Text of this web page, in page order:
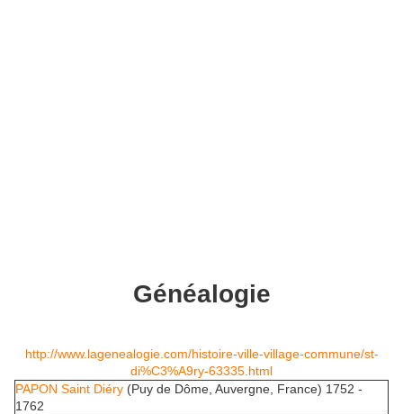
Généalogie
http://www.lagenealogie.com/histoire-ville-village-commune/st-
di%C3%A9ry-63335.html
PAPON Saint Diéry (Puy de Dôme, Auvergne, France) 1752 -
1762